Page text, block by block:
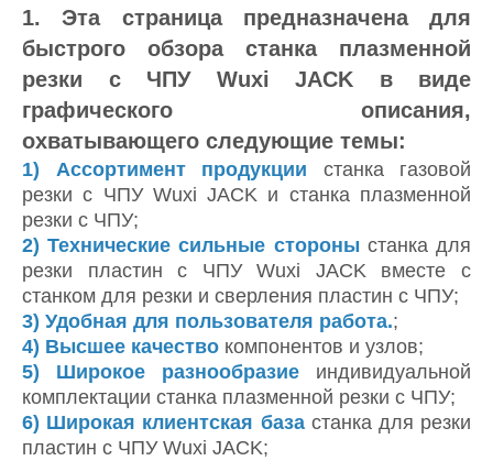
1. Эта страница предназначена для
быстрого обзора станка плазменной
резки с ЧПУ Wuxi JACK в виде
графического описания,
охватывающего следующие темы:
1) Ассортимент продукции станка газовой
резки с ЧПУ Wuxi JACK и станка плазменной
резки с ЧПУ;
2) Технические сильные стороныстанка для
резки пластин с ЧПУ Wuxi JACK вместе с
станком для резки и сверления пластин с ЧПУ;
3) Удобная для пользователя работа.;
4) Высшее качество компонентов и узлов;
5)
Широкое разнообразие индивидуальной
комплектации станка плазменной резки с ЧПУ;
6) Широкая клиентская база станка для резки
пластин с ЧПУ Wuxi JACK;